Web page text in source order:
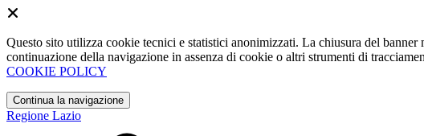
Questo sito utilizza cookie tecnici e statistici anonimizzati. La chiusura del
continuazione della navigazione in assenza di cookie o altri strumenti di
COOKIE POLICY
Continua la navigazione
Regione Lazio